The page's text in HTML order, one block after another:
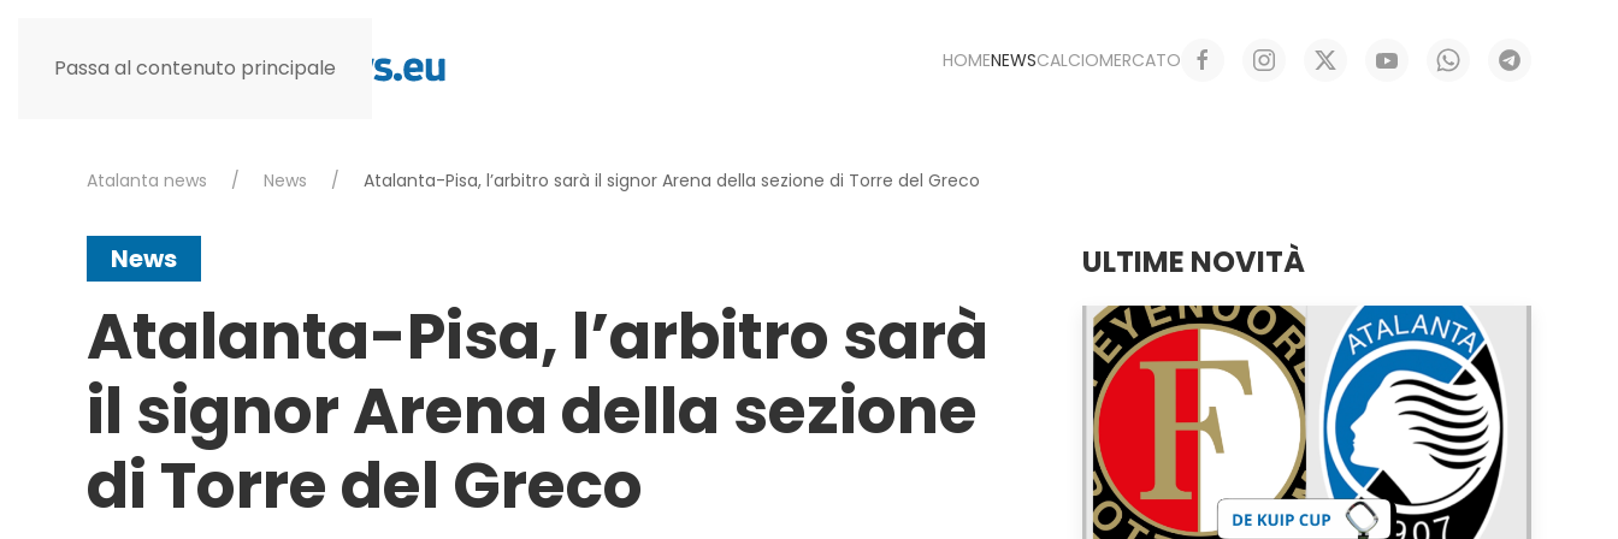
Passa al contenuto principale HOMENEWSCALCIOMERCATO
Atalanta news News Atalanta-Pisa, l’arbitro sarà il signor Arena della sezione di Torre del Greco
News
Atalanta-Pisa, l’arbitro sarà
il signor Arena della sezione
di Torre del Greco
ULTIME NOVITÀ